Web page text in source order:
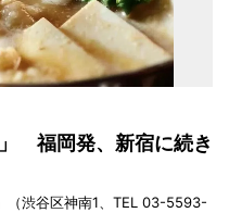
福岡発、新宿に続き
（渋谷区神南1、TEL 03-5593-